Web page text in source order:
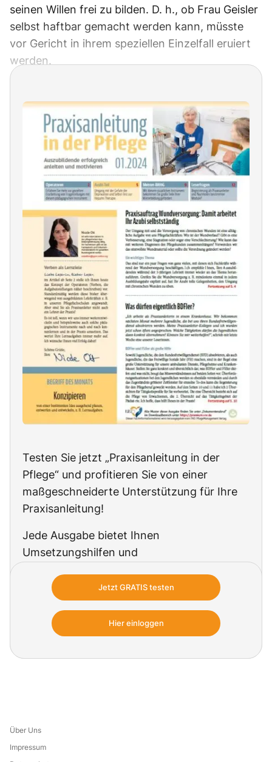
seinen Willen frei zu bilden. D. h., ob Frau Geisler
selbst haftbar gemacht werden kann, müsste
vor Gericht in ihrem speziellen Einzelfall eruiert
werden.
Testen Sie jetzt „Praxisanleitung in der
Pflege“ und profitieren Sie von einer
maßgeschneiderte Unterstützung für Ihre
Praxisanleitung!
Jede Ausgabe bietet Ihnen
Umsetzungshilfen und
ausbildungsrelevanten Inhalten, Tipps zur
Organisation der Ausbildung sowie zur
erfolgreichen Motivation und Führung ihrer
Azubis.
Jetzt GRATIS testen
Hier einloggen
Über Uns
Impressum